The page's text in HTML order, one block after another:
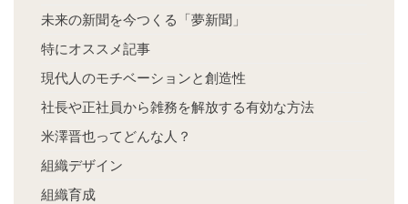
未来の新聞を今つくる「夢新聞」
特にオススメ記事
現代人のモチベーションと創造性
社長や正社員から雑務を解放する有効な方法
米澤晋也ってどんな人？
組織デザイン
組織育成